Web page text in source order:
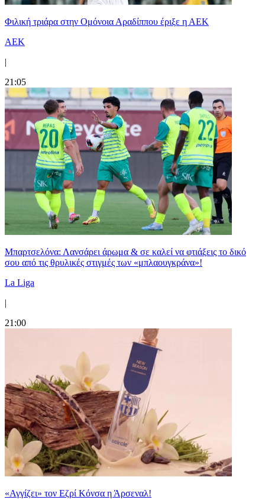
Φιλική τριάρα στην Ομόνοια Αραδίππου έριξε η ΑΕΚ
ΑΕΚ
|
21:05
Μπαρτσελόνα: Λανσάρει άρωμα & σε καλεί να φτιάξεις το δικό
σου από τις θρυλικές στιγμές των «μπλαουγκράνα»!
La Liga
|
21:00
«Αγγίζει» τον Εζρί Κόνσα η Άρσεναλ!